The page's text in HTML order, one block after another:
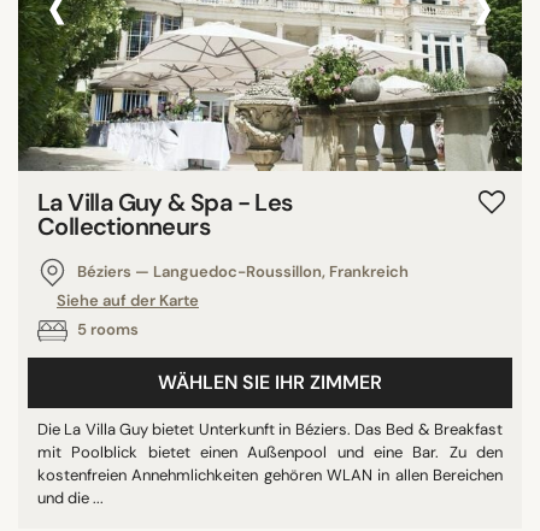
La Villa Guy & Spa - Les
Collectionneurs
Béziers — Languedoc-Roussillon, Frankreich
Siehe auf der Karte
5 rooms
WÄHLEN SIE IHR ZIMMER
Die La Villa Guy bietet Unterkunft in Béziers. Das Bed & Breakfast
mit Poolblick bietet einen Außenpool und eine Bar. Zu den
kostenfreien Annehmlichkeiten gehören WLAN in allen Bereichen
und die ...